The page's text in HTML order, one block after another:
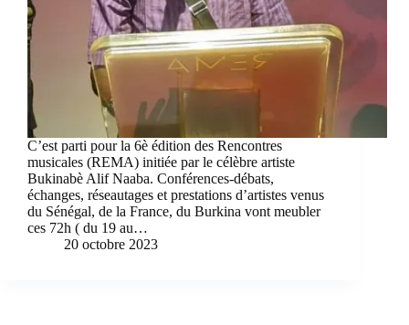
C’est parti pour la 6è édition des Rencontres
musicales (REMA) initiée par le célèbre artiste
Bukinabè Alif Naaba. Conférences-débats,
échanges, réseautages et prestations d’artistes venus
du Sénégal, de la France, du Burkina vont meubler
ces 72h ( du 19 au…
20 octobre 2023